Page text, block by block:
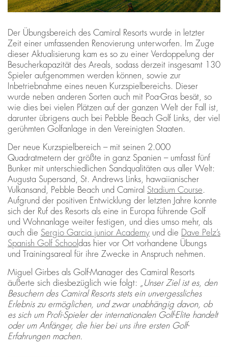
Der Übungsbereich des Camiral Resorts wurde in letzter
Zeit einer umfassenden Renovierung unterworfen. Im Zuge
dieser Aktualisierung kam es so zu einer Verdoppelung der
Besucherkapazität des Areals, sodass derzeit insgesamt 130
Spieler aufgenommen werden können, sowie zur
Inbetriebnahme eines neuen Kurzspielbereichs. Dieser
wurde neben anderen Sorten auch mit Poa-Gras besät, so
wie dies bei vielen Plätzen auf der ganzen Welt der Fall ist,
darunter übrigens auch bei Pebble Beach Golf Links, der viel
gerühmten Golfanlage in den Vereinigten Staaten.
Der neue Kurzspielbereich – mit seinen 2.000
Quadratmetern der größte in ganz Spanien – umfasst fünf
Bunker mit unterschiedlichen Sandqualitäten aus aller Welt:
Augusta Supersand, St. Andrews Links, hawaiianischer
Vulkansand, Pebble Beach und Camiral Stadium Course.
Aufgrund der positiven Entwicklung der letzten Jahre konnte
sich der Ruf des Resorts als eine in Europa führende Golf
und Wohnanlage weiter festigen, und dies umso mehr, als
auch die Sergio Garcia junior Academy und die
Dave Pelz’s
Spanish Golf Schooldas hier vor Ort vorhandene Übungs
und Trainingsareal für ihre Zwecke in Anspruch nehmen.
Miguel Girbes als Golf-Manager des Camiral Resorts
äußerte sich diesbezüglich wie folgt:
„Unser Ziel ist es, den
Besuchern des Camiral Resorts stets ein unvergessliches
Erlebnis zu ermöglichen, und zwar unabhängig davon, ob
es sich um Profi-Spieler der internationalen Golf-Elite handelt
oder um Anfänger, die hier bei uns ihre ersten Golf-
Erfahrungen machen.